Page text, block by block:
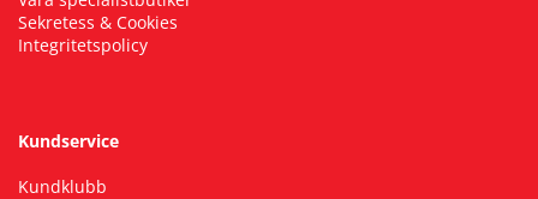
Sekretess & Cookies
Integritetspolicy
Kundservice
Kundklubb